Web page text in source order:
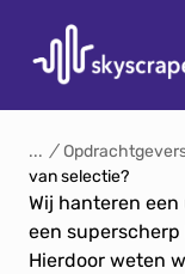
14
/
van selectie?
Wij hanteren
een
Hierdoor weten